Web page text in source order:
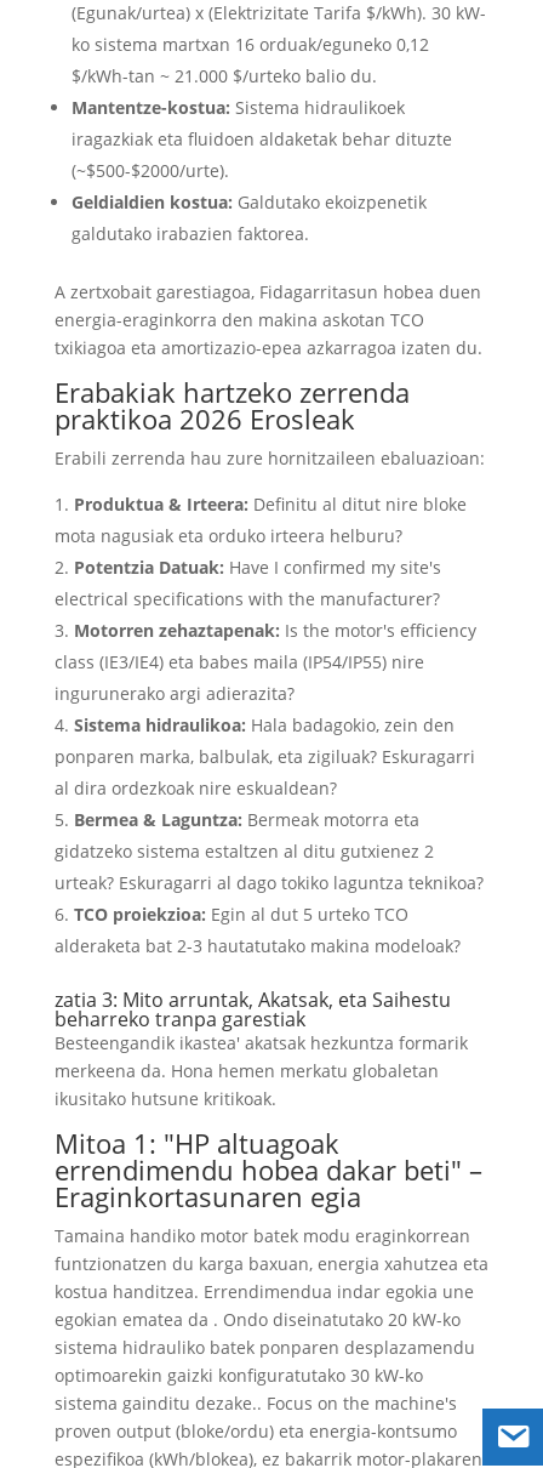
(Egunak/urtea) x (Elektrizitate Tarifa $/kWh). 30 kW-
ko sistema martxan 16 orduak/eguneko 0,12
$/kWh-tan ~ 21.000 $/urteko balio du.
Mantentze-kostua: Sistema hidraulikoek
iragazkiak eta fluidoen aldaketak behar dituzte
(~$500-$2000/urte).
Geldialdien kostua: Galdutako ekoizpenetik
galdutako irabazien faktorea.
A zertxobait garestiagoa, Fidagarritasun hobea duen
energia-eraginkorra den makina askotan TCO
txikiagoa eta amortizazio-epea azkarragoa izaten du.
Erabakiak hartzeko zerrenda
praktikoa 2026 Erosleak
Erabili zerrenda hau zure hornitzaileen ebaluazioan:
Produktua & Irteera: Definitu al ditut nire bloke
mota nagusiak eta orduko irteera helburu?
Potentzia Datuak: Have I confirmed my site's
electrical specifications with the manufacturer?
Motorren zehaztapenak: Is the motor's efficiency
class (IE3/IE4) eta babes maila (IP54/IP55) nire
ingurunerako argi adierazita?
Sistema hidraulikoa: Hala badagokio, zein den
ponparen marka, balbulak, eta zigiluak? Eskuragarri
al dira ordezkoak nire eskualdean?
Bermea & Laguntza: Bermeak motorra eta
gidatzeko sistema estaltzen al ditu gutxienez 2
urteak? Eskuragarri al dago tokiko laguntza teknikoa?
TCO proiekzioa: Egin al dut 5 urteko TCO
alderaketa bat 2-3 hautatutako makina modeloak?
zatia 3: Mito arruntak, Akatsak, eta Saihestu
beharreko tranpa garestiak
Besteengandik ikastea' akatsak hezkuntza formarik
merkeena da. Hona hemen merkatu globaletan
ikusitako hutsune kritikoak.
Mitoa 1: "HP altuagoak
errendimendu hobea dakar beti" –
Eraginkortasunaren egia
Tamaina handiko motor batek modu eraginkorrean
funtzionatzen du karga baxuan, energia xahutzea eta
kostua handitzea. Errendimendua indar egokia une
egokian ematea da . Ondo diseinatutako 20 kW-ko
sistema hidrauliko batek ponparen desplazamendu
optimoarekin gaizki konfiguratutako 30 kW-ko
sistema gainditu dezake.. Focus on the machine's
proven output(bloke/ordu) eta energia-kontsumo
espezifikoa (kWh/blokea), ez bakarrik motor-plakaren